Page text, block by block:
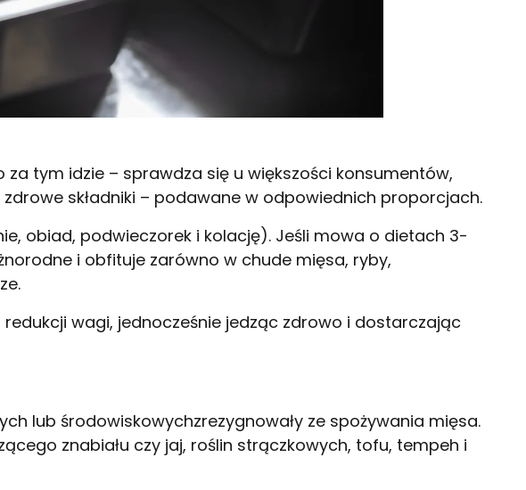
tym idzie – sprawdza się u większości konsumentów,
składniki – podawane w odpowiednich proporcjach.
obiad, podwieczorek i kolację). Jeśli mowa o dietach 3-
i obfituje zarówno w chude mięsa, ryby,
wagi, jednocześnie jedząc zdrowo i dostarczając
lub środowiskowychzrezygnowały ze spożywania mięsa.
znabiału czy jaj, roślin strączkowych, tofu, tempeh i